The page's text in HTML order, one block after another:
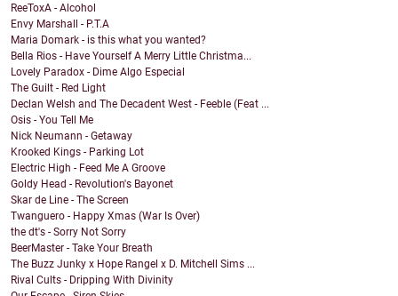
ReeToxA - Alcohol
Envy Marshall - P.T.A
Maria Domark - is this what you wanted?
Bella Rios - Have Yourself A Merry Little Christma...
Lovely Paradox - Dime Algo Especial
The Guilt - Red Light
Declan Welsh and The Decadent West - Feeble (Feat ...
Osis - You Tell Me
Nick Neumann - Getaway
Krooked Kings - Parking Lot
Electric High - Feed Me A Groove
Goldy Head - Revolution's Bayonet
Skar de Line - The Screen
Twanguero - Happy Xmas (War Is Over)
the dt's - Sorry Not Sorry
BeerMaster - Take Your Breath
The Buzz Junky x Hope Rangel x D. Mitchell Sims ...
Rival Cults - Dripping With Divinity